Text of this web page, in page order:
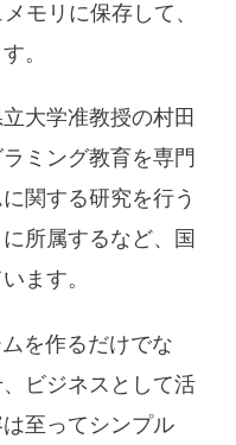
モリに保存して、
。
大学准教授の村田
ミング教育を専門
関する研究を行う
所属するなど、国
ます。
を作るだけでな
ビジネスとして活
至ってシンプル